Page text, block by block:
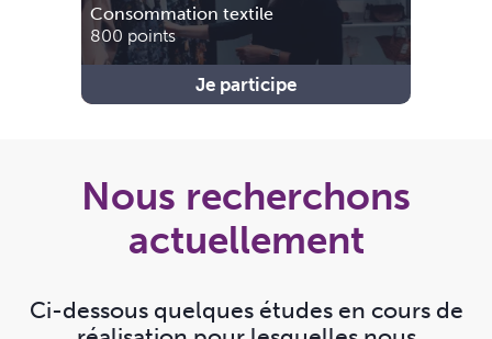
Consommation textile
800 points
Je participe
Nous recherchons
actuellement
Ci-dessous quelques études en cours de